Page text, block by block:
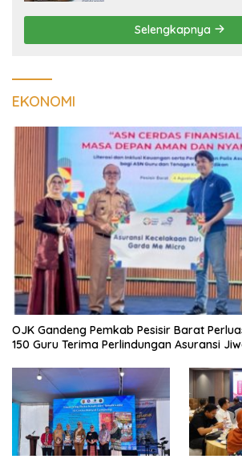
Selengkapnya
EKONOMI
OJK Gandeng Pemkab Pesisir Barat
150 Guru Terima Perlindungan Asuransi